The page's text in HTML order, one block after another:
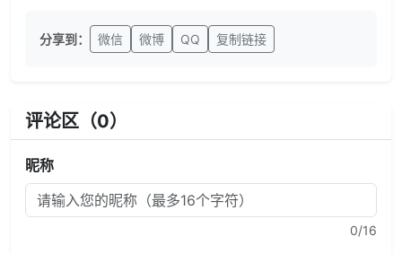
分享到： 微信 微博 QQ 复制链接
评论区（0）
昵称
0/16